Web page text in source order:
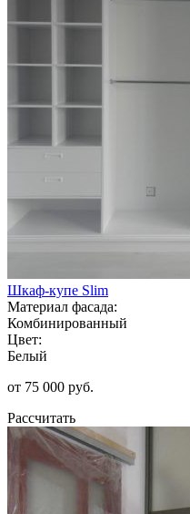
Шкаф-купе Slim
Материал фасада:
Комбинированный
Цвет:
Белый
от 75 000 руб.
Рассчитать